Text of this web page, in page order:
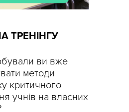
ТРЕНІНГУ
ви вже
методи
критичного
учнів на власних